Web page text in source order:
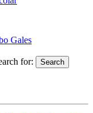
Gales
for:
Search